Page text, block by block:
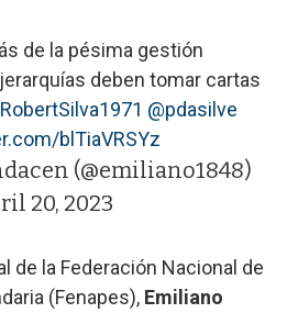
de la pésima gestión
jerarquías deben tomar cartas
@pdasilve
blTiaVRSYz
(@emiliano1848)
20, 2023
de la Federación Nacional de
(Fenapes), Emiliano